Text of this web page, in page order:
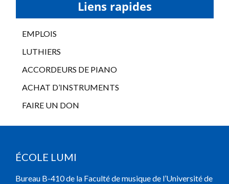
Liens rapides
EMPLOIS
LUTHIERS
ACCORDEURS DE PIANO
ACHAT D’INSTRUMENTS
FAIRE UN DON
ÉCOLE LUMI
Bureau B-410 de la Faculté de musique de l’Université de